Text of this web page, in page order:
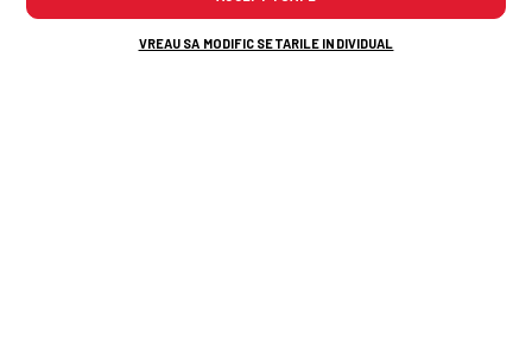
VREAU SA MODIFIC SETARILE INDIVIDUAL